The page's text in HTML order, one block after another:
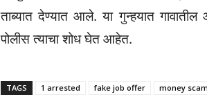
ताब्यात देण्यात आले. या गुन्हयात
पोलीस त्याचा शोध घेत आहेत.
TAGS 1 arrested fake job offer money scam